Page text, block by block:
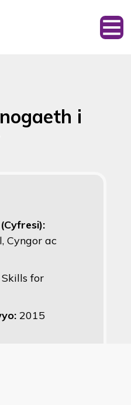
i
Cyngor ac
Skills for
2015